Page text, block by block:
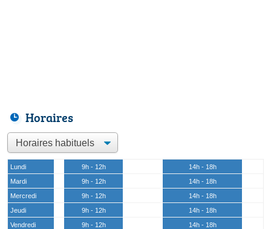
Horaires
Lundi 9h - 12h
14h - 18h
Mardi
9h - 12h
14h - 18h
Mercredi
9h - 12h
14h - 18h
Jeudi
9h - 12h
14h - 18h
Vendredi
9h - 12h
14h - 18h